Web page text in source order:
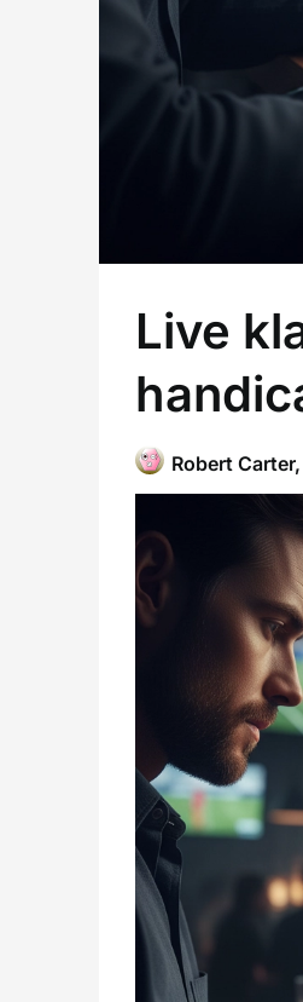
Live
Robert Carter,